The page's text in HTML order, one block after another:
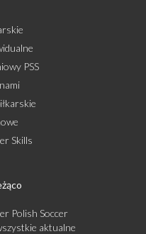
PSS
Skills
Polish Soccer
aktualne